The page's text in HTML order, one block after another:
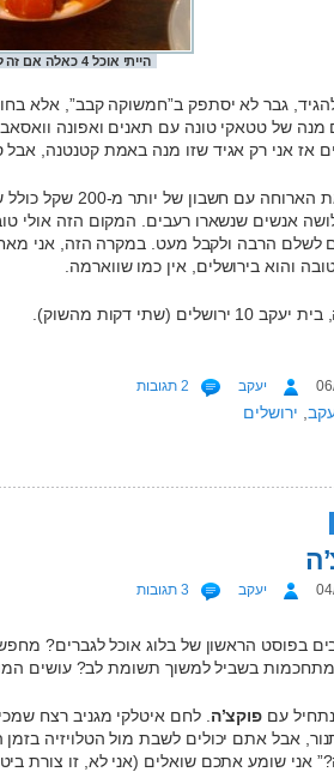
הייתי אוכל 4 כאלה אם זה לא היה עולה לי 200 שקל
גבר לא יסתפק ב”חמשוקה קבב”, אלא
מנה של טטאקי טונה עם תאנים ואפונה
אז אני רק אגיד שזו מנה באמת קטנטנה, אבל
סיימנו את
אנשים שנשארו רעבים. המקום הזה
לשלם הרבה ולקבל מעט. במקרה הזה, אני
והוא בירושלים, אין כמו שווארמה.
ירושלים (שתי דקות מהשוק).
יעקב 2 תגובות
ירושלים
יעקב 3 תגובות
בפוסט הראשון של בלוג אוכל לגברים?
בשביל למשוך תשומת לב? עושים
עם פוקצ’ה . לחם איטלקי מגניב רצח
אבל אתם יכולים לשבת מול הטלויזיה
אני שומע אתכם שואלים (אני לא, זו צורת